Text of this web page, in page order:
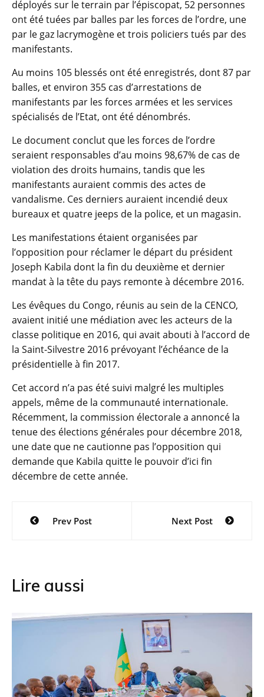
déployés sur le terrain par l’épiscopat, 52 personnes
ont été tuées par balles par les forces de l’ordre, une
par le gaz lacrymogène et trois policiers tués par des
manifestants.
Au moins 105 blessés ont été enregistrés, dont 87 par
balles, et environ 355 cas d’arrestations de
manifestants par les forces armées et les services
spécialisés de l’Etat, ont été dénombrés.
Le document conclut que les forces de l’ordre
seraient responsables d’au moins 98,67% de cas de
violation des droits humains, tandis que les
manifestants auraient commis des actes de
vandalisme. Ces derniers auraient incendié deux
bureaux et quatre jeeps de la police, et un magasin.
Les manifestations étaient organisées par
l’opposition pour réclamer le départ du président
Joseph Kabila dont la fin du deuxième et dernier
mandat à la tête du pays remonte à décembre 2016.
Les évêques du Congo, réunis au sein de la CENCO,
avaient initié une médiation avec les acteurs de la
classe politique en 2016, qui avait abouti à l’accord de
la Saint-Silvestre 2016 prévoyant l’échéance de la
présidentielle à fin 2017.
Cet accord n’a pas été suivi malgré les multiples
appels, même de la communauté internationale.
Récemment, la commission électorale a annoncé la
tenue des élections générales pour décembre 2018,
une date que ne cautionne pas l’opposition qui
demande que Kabila quitte le pouvoir d’ici fin
décembre de cette année.
Navigation
Prev Post Next Post
Lire aussi